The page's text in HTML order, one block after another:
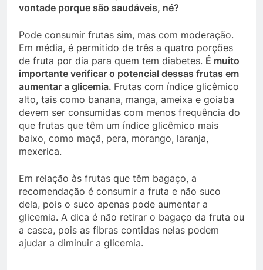
vontade porque são saudáveis, né?
Pode consumir frutas sim, mas com moderação.
Em média, é permitido de três a quatro porções
de fruta por dia para quem tem diabetes. É muito
importante verificar o potencial dessas frutas em
aumentar a glicemia. Frutas com índice glicêmico
alto, tais como banana, manga, ameixa e goiaba
devem ser consumidas com menos frequência do
que frutas que têm um índice glicêmico mais
baixo, como maçã, pera, morango, laranja,
mexerica.
Em relação às frutas que têm bagaço, a
recomendação é consumir a fruta e não suco
dela, pois o suco apenas pode aumentar a
glicemia. A dica é não retirar o bagaço da fruta ou
a casca, pois as fibras contidas nelas podem
ajudar a diminuir a glicemia.